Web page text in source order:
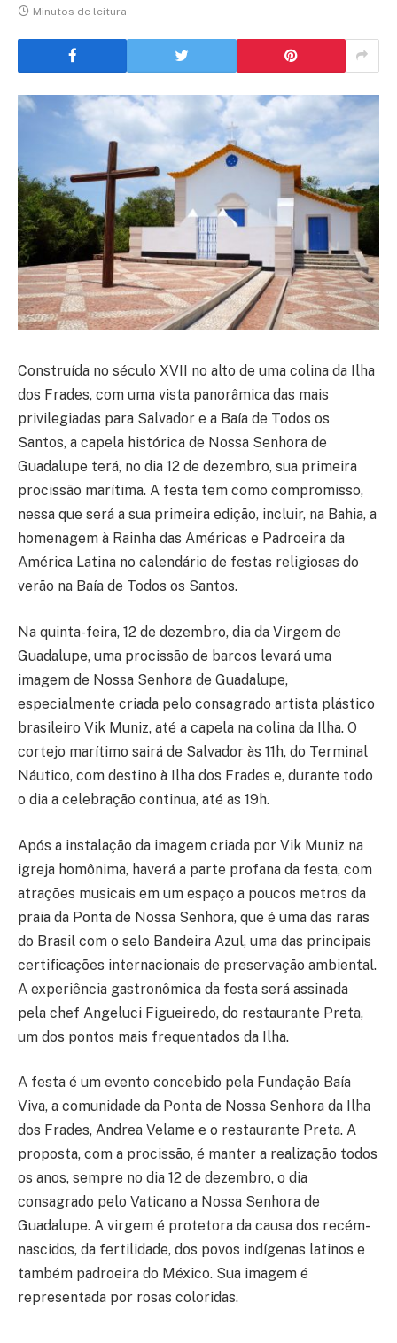
Minutos de leitura
Construída no século XVII no alto de uma colina da Ilha
dos Frades, com uma vista panorâmica das mais
privilegiadas para Salvador e a Baía de Todos os
Santos, a capela histórica de Nossa Senhora de
Guadalupe terá, no dia 12 de dezembro, sua primeira
procissão marítima. A festa tem como compromisso,
nessa que será a sua primeira edição, incluir, na Bahia, a
homenagem à Rainha das Américas e Padroeira da
América Latina no calendário de festas religiosas do
verão na Baía de Todos os Santos.
Na quinta-feira, 12 de dezembro, dia da Virgem de
Guadalupe, uma procissão de barcos levará uma
imagem de Nossa Senhora de Guadalupe,
especialmente criada pelo consagrado artista plástico
brasileiro Vik Muniz, até a capela na colina da Ilha. O
cortejo marítimo sairá de Salvador às 11h, do Terminal
Náutico, com destino à Ilha dos Frades e, durante todo
o dia a celebração continua, até as 19h.
Após a instalação da imagem criada por Vik Muniz na
igreja homônima, haverá a parte profana da festa, com
atrações musicais em um espaço a poucos metros da
praia da Ponta de Nossa Senhora, que é uma das raras
do Brasil com o selo Bandeira Azul, uma das principais
certificações internacionais de preservação ambiental.
A experiência gastronômica da festa será assinada
pela chef Angeluci Figueiredo, do restaurante Preta,
um dos pontos mais frequentados da Ilha.
A festa é um evento concebido pela Fundação Baía
Viva, a comunidade da Ponta de Nossa Senhora da Ilha
dos Frades, Andrea Velame e o restaurante Preta. A
proposta, com a procissão, é manter a realização todos
os anos, sempre no dia 12 de dezembro, o dia
consagrado pelo Vaticano a Nossa Senhora de
Guadalupe. A virgem é protetora da causa dos recém-
nascidos, da fertilidade, dos povos indígenas latinos e
também padroeira do México. Sua imagem é
representada por rosas coloridas.